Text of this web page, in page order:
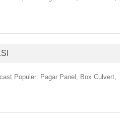
Populer: Pagar Panel, Box Culvert,